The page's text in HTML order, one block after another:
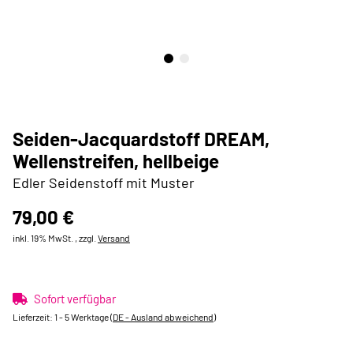
Seiden-Jacquardstoff DREAM,
Wellenstreifen, hellbeige
Edler Seidenstoff mit Muster
79,00 €
inkl. 19% MwSt. , zzgl. Versand
Sofort verfügbar
Lieferzeit: 1 - 5 Werktage(DE - Ausland abweichend)